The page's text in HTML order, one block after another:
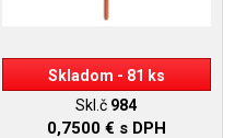
Skladom - 81 ks
Skl.č 984
0,7500 € s DPH